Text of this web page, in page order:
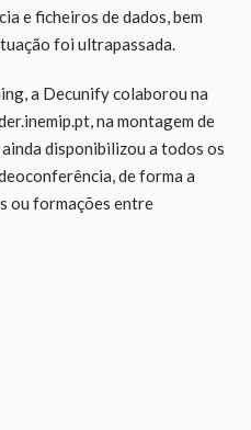
e ficheiros de dados, bem
foi ultrapassada.
a Decunify colaborou na
na montagem de
disponibilizou a todos os
de forma a
ou formações entre